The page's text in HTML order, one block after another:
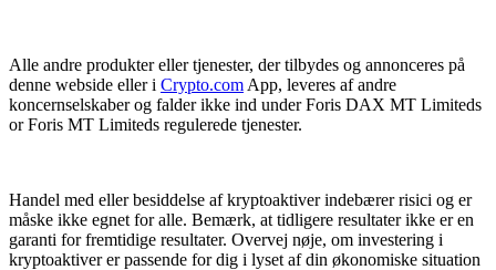
Alle andre produkter eller tjenester, der tilbydes og annonceres på
denne webside eller i Crypto.com App, leveres af andre
koncernselskaber og falder ikke ind under Foris DAX MT Limiteds
or Foris MT Limiteds regulerede tjenester.
Handel med eller besiddelse af kryptoaktiver indebærer risici og er
måske ikke egnet for alle. Bemærk, at tidligere resultater ikke er en
garanti for fremtidige resultater. Overvej nøje, om investering i
kryptoaktiver er passende for dig i lyset af din økonomiske situation